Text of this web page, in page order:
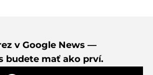
v Google News —
budete mať ako prví.